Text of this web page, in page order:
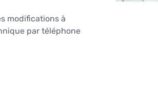
modifications à
par téléphone